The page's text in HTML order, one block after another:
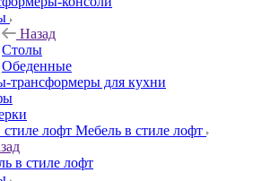
Назад
Столы
Обеденные
трансформеры для кухни
Мебель в стиле лофт
в стиле лофт